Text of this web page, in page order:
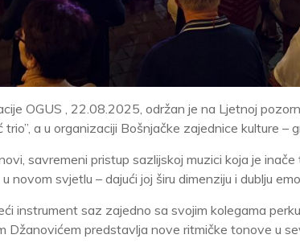
OGUS , 22.08.2025, održan je na Ljetnoj
trio”, a u organizaciji Bošnjačke zajednice kulture –
savremeni pristup sazlijskoj muzici koja je
novom svjetlu – dajući joj širu dimenziju i dublju
instrument saz zajedno sa svojim kolegama
Džanovićem predstavlja nove ritmičke tonove u